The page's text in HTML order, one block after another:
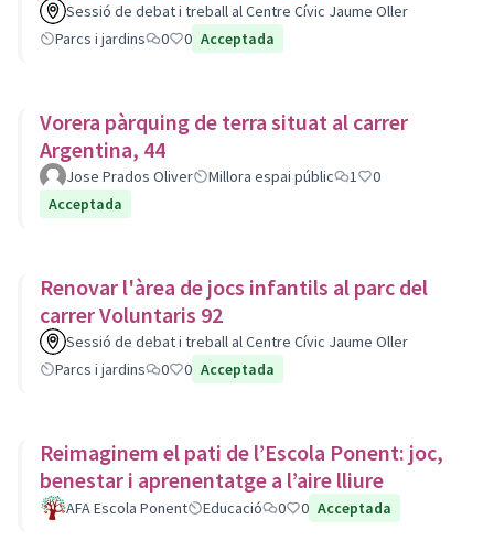
Sessió de debat i treball al Centre Cívic Jaume Oller
Parcs i jardins
0 0 Acceptada
Vorera pàrquing de terra situat al carrer
Argentina, 44
Jose Prados Oliver Millora espai públic 1
0
Acceptada
Renovar l'àrea de jocs infantils al parc del
carrer Voluntaris 92
Sessió de debat i treball al Centre Cívic Jaume Oller
Parcs i jardins
0 0 Acceptada
Reimaginem el pati de l’Escola Ponent: joc,
benestar i aprenentatge a l’aire lliure
AFA Escola Ponent Educació 0 0 Acceptada